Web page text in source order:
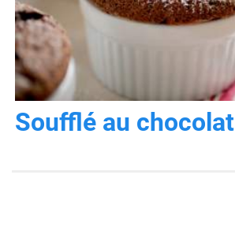
Soufflé au chocolat